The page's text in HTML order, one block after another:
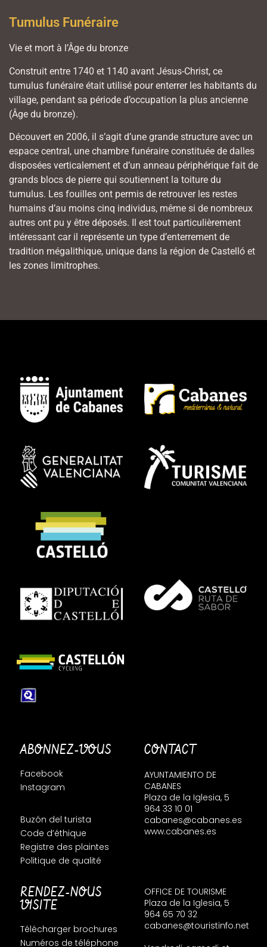
Tumulus Funéraire
Vie et mort à l’Âge du bronze
Construit entre 1740 et 1140 avant Jésus-Christ, ce
tumulus funéraire était utilisé pour enterrer les habitants du
village, pendant sa période d’occupation la plus ancienne
(Âge du bronze).
Découvert en 2006, il s’agit d’une grande structure avec un
espace central, une chambre funéraire constituée de dalles
disposées verticalement et d’un anneau périphérique fait de
grands blocs de pierre qui soutiennent la toiture du
tumulus. Les fouilles ont permis de retrouver les restes
humains d’au moins cinq individus, même si de nombreux
autres ont pu y être déposés. Il est tout particulièrement
intéressant car il représente un type d’enterrement de
tradition mégalithique, unique dans la région de Castelló et
les zones limitrophes.
ABONNEZ-VOUS
Facebook
Instagram
Buzón del turista
Code d’éthique
Registre des plaintes
Politique de qualité
CONTACT
AYUNTAMIENTO DE
CABANES
Plaza de la Iglesia, 5
964 33 10 01
cabanes@cabanes.es
www.cabanes.es
RENDEZ-NOUS
VISITE
Télécharger brochures
Numéros de téléphone
OFFICE DE TOURISME
Plaza de la Iglesia, 5
964 65 70 32
cabanes@touristinfo.net